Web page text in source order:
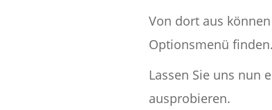
Von dort aus
Optionsmenü finden.
Lassen Sie uns nun
ausprobieren.